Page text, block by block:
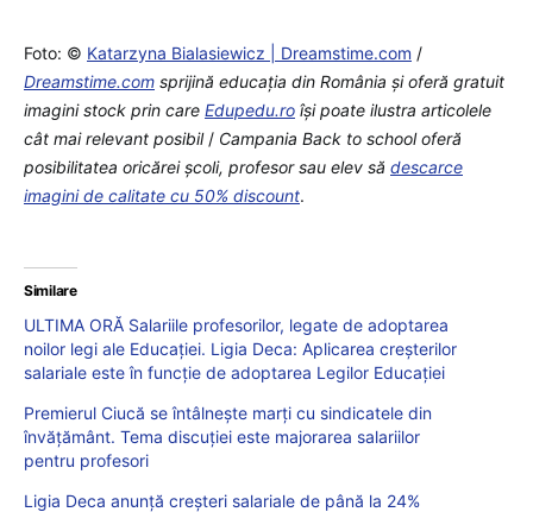
Foto: © Katarzyna Bialasiewicz | Dreamstime.com /
Dreamstime.com sprijină educaţia din România şi oferă gratuit
imagini stock prin care Edupedu.ro îşi poate ilustra articolele
cât mai relevant posibil/ Campania Back to school oferă
posibilitatea oricărei școli, profesor sau elev să descarce
imagini de calitate cu 50% discount.
Similare
ULTIMA ORĂ Salariile profesorilor, legate de adoptarea
noilor legi ale Educației. Ligia Deca: Aplicarea creșterilor
salariale este în funcție de adoptarea Legilor Educației
Premierul Ciucă se întâlnește marți cu sindicatele din
învățământ. Tema discuției este majorarea salariilor
pentru profesori
Ligia Deca anunță creșteri salariale de până la 24%